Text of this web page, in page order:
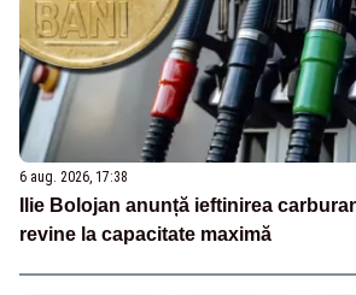
6 aug. 2026, 17:38
Ilie Bolojan anunță ieftinirea
revine la capacitate maximă